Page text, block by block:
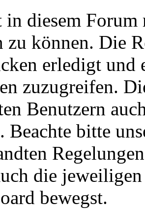
in diesem
zu können. Die
erledigt und
zuzugreifen.
Benutzern
Beachte bitte
die
bewegst.